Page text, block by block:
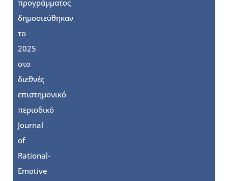
προγράμματος
δημοσιεύθηκαν
το
2025
στο
διεθνές
επιστημονικό
περιοδικό
Journal
of
Rational-
Emotive